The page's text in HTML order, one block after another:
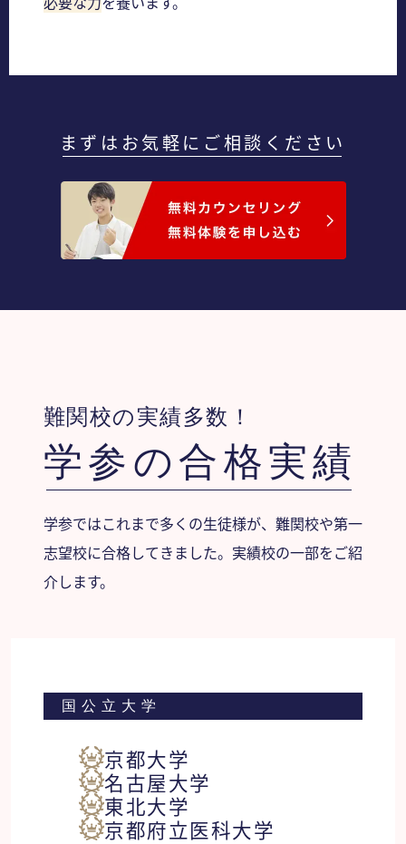
まずはお気軽にご相談ください
難関校の実績多数！
学参の合格実績
学参ではこれまで多くの生徒様が、難関校や第一
志望校に合格してきました。実績校の一部をご紹
介します。
国公立大学
京都大学
名古屋大学
東北大学
京都府立医科大学